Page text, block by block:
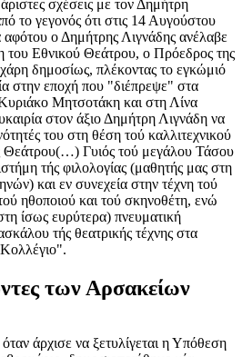
σχέσεις με τον Δημήτρη
το γεγονός ότι στις 14 Αυγούστου
ο Δημήτρης Λιγνάδης ανέλαβε
του Εθνικού Θεάτρου, ο Πρόεδρος της
δημοσίως, πλέκοντας το εγκώμιό
στην εποχή που "διέπρεψε" στα
Μητσοτάκη και στη Λίνα
στον άξιο Δημήτρη Λιγνάδη να
του στη θέση τού καλλιτεχνικού
Θεάτρου(…) Γυιός τού μεγάλου Τάσου
τής φιλολογίας (μαθητής μας στη
και εν συνεχεία στην τέχνη τού
ηθοποιού και τού σκηνοθέτη, ενώ
ίσως ευρύτερα) πνευματική
τής θεατρικής τέχνης στα
των Αρσακείων
άρχισε να ξετυλίγεται η Υπόθεση